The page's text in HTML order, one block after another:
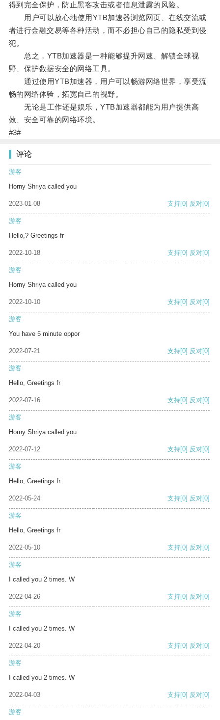
得到完全保护，防止黑客攻击或者信息泄露的风险。
用户可以放心地使用YTB加速器浏览网页、在线交流或
者进行金融交易等各种活动，而不必担心自己的隐私受到侵
犯。
总之，YTB加速器是一种能够提升网速、解锁全球视
野、保护数据安全的网络工具。
通过使用YTB加速器，用户可以畅游网络世界，享受流
畅的网络体验，拓宽自己的视野。
无论是工作还是娱乐，YTB加速器都能为用户提供高
效、安全可靠的网络环境。
#3#
评论
游客
Horny Shriya called you
2023-01-08 支持[0] 反对[0]
游客
Hello,? Greetings fr
2022-10-18 支持[0] 反对[0]
游客
Horny Shriya called you
2022-10-10 支持[0] 反对[0]
游客
You have 5 minute oppor
2022-07-21 支持[0] 反对[0]
游客
Hello, Greetings fr
2022-07-16 支持[0] 反对[0]
游客
Horny Shriya called you
2022-07-12 支持[0] 反对[0]
游客
Hello, Greetings fr
2022-05-24 支持[0] 反对[0]
游客
Hello, Greetings fr
2022-05-10 支持[0] 反对[0]
游客
I called you 2 times. W
2022-04-26 支持[0] 反对[0]
游客
I called you 2 times. W
2022-04-20 支持[0] 反对[0]
游客
I called you 2 times. W
2022-04-03 支持[0] 反对[0]
游客